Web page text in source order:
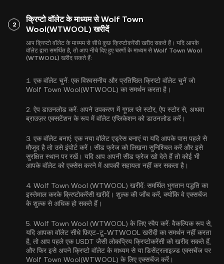
2
क्रिप्टो वॉलेट के माध्यम से Wolf Town
Wool(WTWOOL) खरीदें
आप क्रिप्टो वॉलेट के माध्यम से सीधे कुछ क्रिप्टोकरेंसी खरीद सकते हैं। यदि आपके
वॉलेट द्वारा समर्थित है, तो आप नीचे दिए हुए चरणों के माध्यम से Wolf Town Wool
(WTWOOL) खरीद सकते हैं:
1. एक वॉलेट चुनें: एक विश्वसनीय और प्रतिष्ठित क्रिप्टो वॉलेट चुनें जो
Wolf Town Wool(WTWOOL) का समर्थन करता है।
2. ऐप डाउनलोड करें: अपने उपकरण में गूगल प्ले स्टोर, ऐप स्टोर से, अथवा
ब्राउज़र एक्सटेंशन के रूप में वॉलेट एप्लिकेशन को डाउनलोड करें।
3. एक वॉलेट बनाएं: एक नया वॉलेट एड्रेस बनाएं या यदि आपके पास पहले से
मौजूद है तो उसे इंपोर्ट करें। सीड फ्रेज को लिखना सुनिश्चित करें और इसे
सुरक्षित स्थान पर रखें। यदि आप अपनी सीड फ्रेज खो देते हैं तो कोई भी
आपके वॉलेट को एक्सेस करने में आपकी सहायता नहीं कर सकता है।
4. Wolf Town Wool (WTWOOL) खरीदें: समर्थित भुगतान पद्धति का
इस्तेमाल करके क्रिप्टोकरेंसी खरीदें। शुल्क की जाँच करें, क्योंकि वे एक्सचेंज
के शुल्क से अधिक हो सकते हैं।
5. Wolf Town Wool (WTWOOL) के लिए स्वैप करें: वैकल्पिक रूप से,
यदि आपका वॉलेट सीधे फ़िएट-टू-WTWOOL खरीदी का समर्थन नहीं करता
है, तो आप पहले एक USDT जैसी लोकप्रिय क्रिप्टोकरेंसी को खरीद सकते हैं,
और फिर इसे अपने क्रिप्टो वॉलेट के माध्यम से या डिसेंट्रलाइज़्ड एक्सचेंज पर
Wolf Town Wool(WTWOOL) के लिए एक्सचेंज करें।